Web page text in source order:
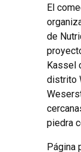
El
de
Kassel
distrito
piedra
Página